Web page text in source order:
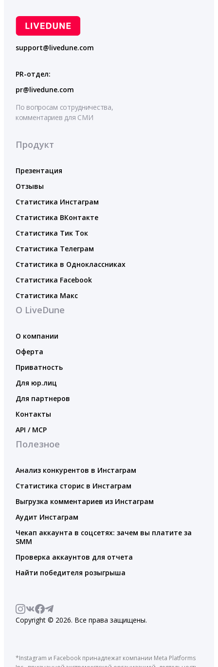
support@livedune.com
PR-отдел:
pr@livedune.com
По вопросам сотрудничества,
комментариев для СМИ
Продукт
Презентация
Отзывы
Статистика Инстаграм
Статистика ВКонтакте
Статистика Тик Ток
Статистика Телеграм
Статистика в Одноклассниках
Статистика Facebook
Статистика Макс
О LiveDune
О компании
Оферта
Приватность
Для юр.лиц
Для партнеров
Контакты
API / MCP
Полезное
Анализ конкурентов в Инстаграм
Статистика сторис в Инстаграм
Выгрузка комментариев из Инстаграм
Аудит Инстаграм
Чекап аккаунта в соцсетях: зачем вы платите за
SMM
Проверка аккаунтов для отчета
Найти победителя розыгрыша
Copyright © 2026. Все права защищены.
*Instagram и Facebook принадлежат компании Meta Platforms